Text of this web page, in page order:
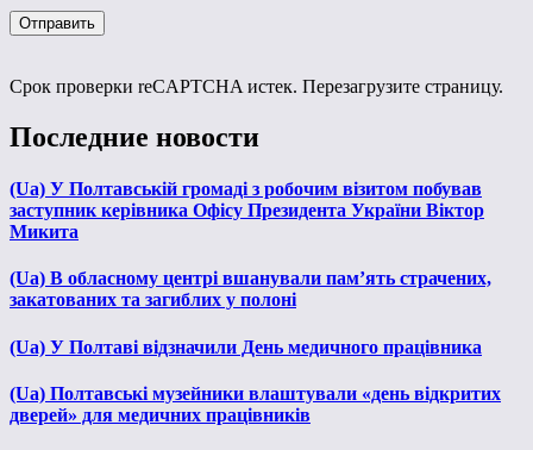
Срок проверки reCAPTCHA истек. Перезагрузите страницу.
Последние новости
(Ua) У Полтавській громаді з робочим візитом побував
заступник керівника Офісу Президента України Віктор
Микита
(Ua) В обласному центрі вшанували пам’ять страчених,
закатованих та загиблих у полоні
(Ua) У Полтаві відзначили День медичного працівника
(Ua) Полтавські музейники влаштували «день відкритих
дверей» для медичних працівників